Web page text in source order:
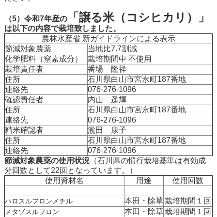
（5）令和7年産の「譲る米（コシヒカリ）」
は以下の内容で栽培致しました。
農林水産省 新ガイドラインによる表示
節減対象農薬
当地比7.7割減
化学肥料（窒素成分）
栽培期間中 不使用
栽培責任者
番場 隆祥
住所
石川県白山市宮永町187番地
連絡先
076-276-1096
確認責任者
内山 遥輝
住所
石川県白山市宮永町187番地
連絡先
076-276-1096
精米確認者
瀧田 康子
住所
石川県白山市宮永町187番地
連絡先
076-276-1096
節減対象農薬の使用状況（石川県の慣行栽培基準は有効成
分回数として22回となっています。）
使用資材名
用途 使用回数
ハロスルフロンメチル 本田・除草栽培期間１回
メタゾスルフロン 本田・除草栽培期間１回